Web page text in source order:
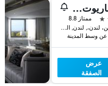
فندق ماريوت لندن بارك لاين
ممتاز 8.8
140 بارك لين، لندن،, لندن, المملكة المتحدة
عرض
الصفقة